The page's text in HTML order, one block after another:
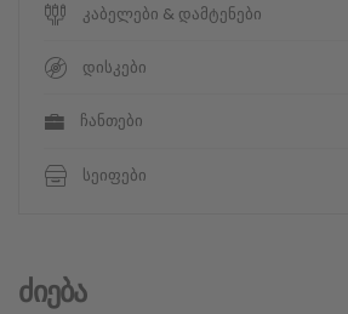
კაბელები & დამტენები
დისკები
ჩანთები
სეიფები
Ძიება